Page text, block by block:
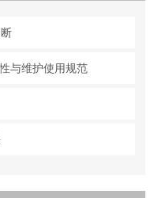
与维护使用规范